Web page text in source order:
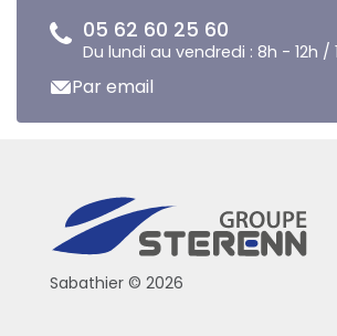
05 62 60 25 60
Du lundi au vendredi : 8h - 12h /
Par email
Sabathier © 2026